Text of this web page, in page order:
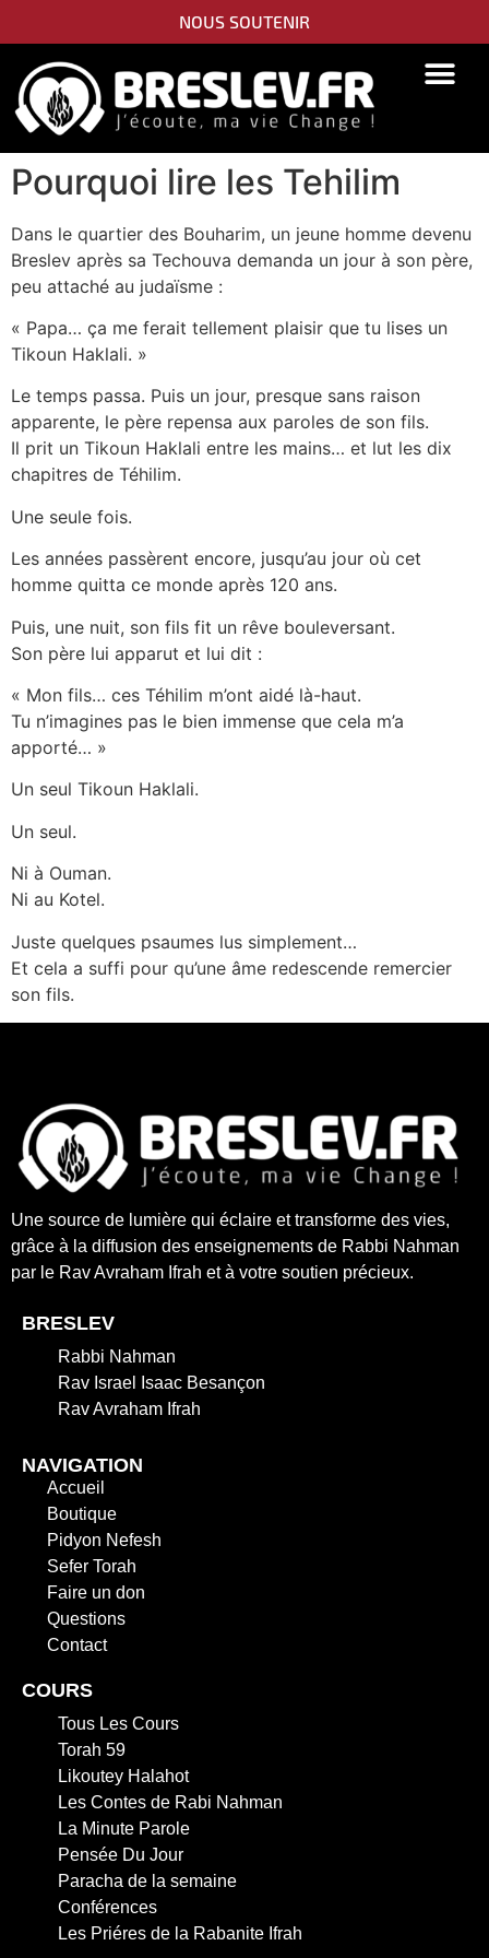
NOUS SOUTENIR
Pourquoi lire les Tehilim
Dans le quartier des Bouharim, un jeune homme devenu
Breslev après sa Techouva demanda un jour à son père,
peu attaché au judaïsme :
« Papa… ça me ferait tellement plaisir que tu lises un
Tikoun Haklali. »
Le temps passa. Puis un jour, presque sans raison
apparente, le père repensa aux paroles de son fils.
Il prit un Tikoun Haklali entre les mains… et lut les dix
chapitres de Téhilim.
Une seule fois.
Les années passèrent encore, jusqu’au jour où cet
homme quitta ce monde après 120 ans.
Puis, une nuit, son fils fit un rêve bouleversant.
Son père lui apparut et lui dit :
« Mon fils… ces Téhilim m’ont aidé là-haut.
Tu n’imagines pas le bien immense que cela m’a
apporté… »
Un seul Tikoun Haklali.
Un seul.
Ni à Ouman.
Ni au Kotel.
Juste quelques psaumes lus simplement…
Et cela a suffi pour qu’une âme redescende remercier
son fils.
Une source de lumière qui éclaire et transforme des vies,
grâce à la diffusion des enseignements de Rabbi Nahman
par le Rav Avraham Ifrah et à votre soutien précieux.
BRESLEV
Rabbi Nahman
Rav Israel Isaac Besançon
Rav Avraham Ifrah
NAVIGATION
Accueil
Boutique
Pidyon Nefesh
Sefer Torah
Faire un don
Questions
Contact
COURS
Tous Les Cours
Torah 59
Likoutey Halahot
Les Contes de Rabi Nahman
La Minute Parole
Pensée Du Jour
Paracha de la semaine
Conférences
Les Priéres de la Rabanite Ifrah